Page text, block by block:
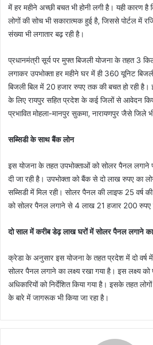
में हर महीने अच्छी बचत भी होनी लगी है। यही कारण
लोगों की सोच भी सकारात्मक हुई है, जिससे पोर्टल में
संख्या भी लगातार बढ़ रही है।
प्रधानमंत्री सूर्य पर मुफ्त बिजली योजना के तहत 3
लगाकर उपभोक्ता हर महीने घर में ही 360 यूनिट
बिजली बिल में 20 हजार रुपए तक की बचत हो रही
के लिए रायपुर सहित प्रदेश के कई जिलों से आवेदन
प्रभावित मोहला-मानपुर सुकमा, नारायणपुर जैसे जिले
सब्सिडी के साथ बैंक लोन
इस योजना के तहत उपभोक्ताओं को सोलर पैनल
दी जा रही है। उपभोक्ता को बैंक से दो लाख रुपए का
सब्सिडी में मिल रही। सोलर पैनल की लाइफ 25 वर्ष
को सोलर पैनल लगाने से 4 लाख 21 हजार 200 रुपए
दो साल में करीब डेढ़ लाख घरों में सोलर पैनल लगाने का
क्रेडा के अनुसार इस योजना के तहत प्रदेश में दो वर्ष
सोलर पैनल लगाने का लक्ष्य रखा गया है। इस लक्ष्य
अधिकारियों को निर्देशित किया गया है। इसके तहत
के बारे में जागरूक भी किया जा रहा है।